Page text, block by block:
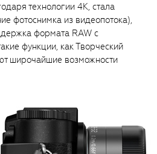
технологии 4K, стала
фотоснимка из видеопотока),
формата RAW с
функции, как Творческий
широчайшие возможности